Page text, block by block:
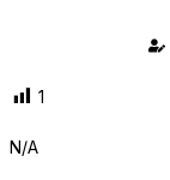
1
N/A